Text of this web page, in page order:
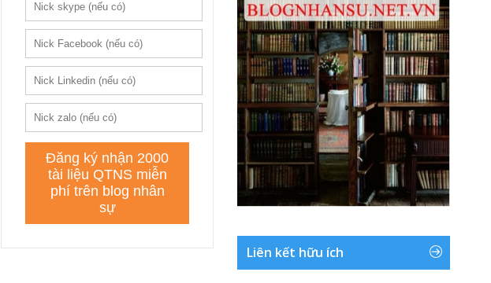
Liên kết hữu ích